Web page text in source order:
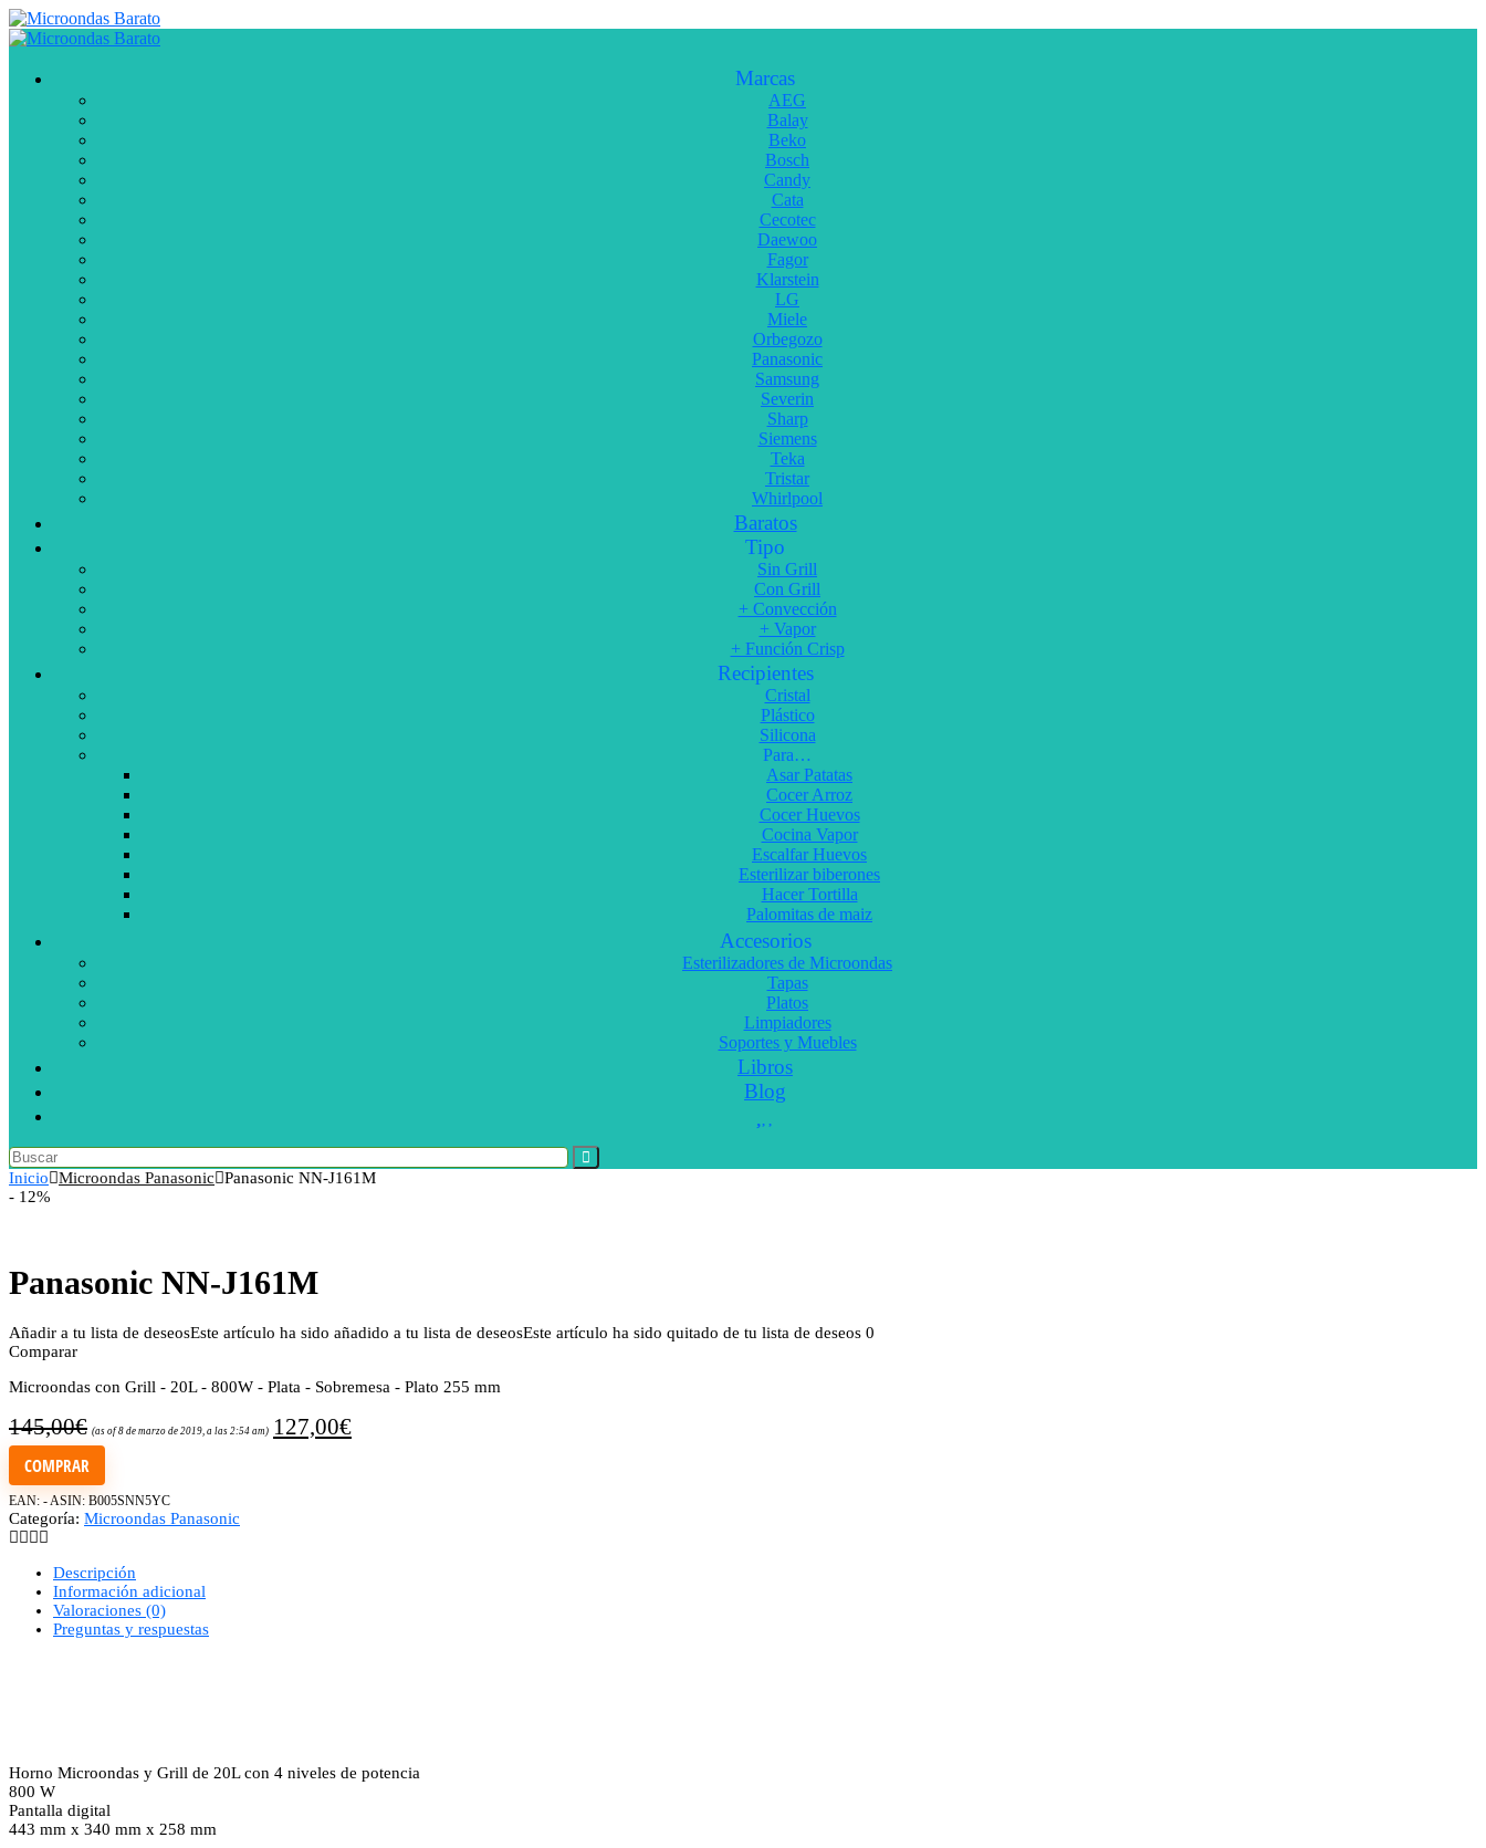
Marcas
AEG
Balay
Beko
Bosch
Candy
Cata
Cecotec
Daewoo
Fagor
Klarstein
LG
Miele
Orbegozo
Panasonic
Samsung
Severin
Sharp
Siemens
Teka
Tristar
Whirlpool
Baratos
Tipo
Sin Grill
Con Grill
+ Convección
+ Vapor
+ Función Crisp
Recipientes
Cristal
Plástico
Silicona
Para…
Asar Patatas
Cocer Arroz
Cocer Huevos
Cocina Vapor
Escalfar Huevos
Esterilizar biberones
Hacer Tortilla
Palomitas de maiz
Accesorios
Esterilizadores de Microondas
Tapas
Platos
Limpiadores
Soportes y Muebles
Libros
Blog
Inicio Microondas Panasonic
Panasonic NN-J161M
- 12%
Panasonic NN-J161M
Añadir a tu lista de deseosEste artículo ha sido añadido a tu lista de deseosEste artículo ha sido quitado de tu lista de deseos 0
Comparar
Microondas con Grill - 20L - 800W - Plata - Sobremesa - Plato 255 mm
145,00€ (as of 8 de marzo de 2019, a las 2:54 am) 127,00€
COMPRAR
EAN: -ASIN: B005SNN5YC
Categoría: Microondas Panasonic
Descripción
Información adicional
Valoraciones (0)
Preguntas y respuestas
Horno Microondas y Grill de 20L con 4 niveles de potencia
800 W
Pantalla digital
443 mm x 340 mm x 258 mm